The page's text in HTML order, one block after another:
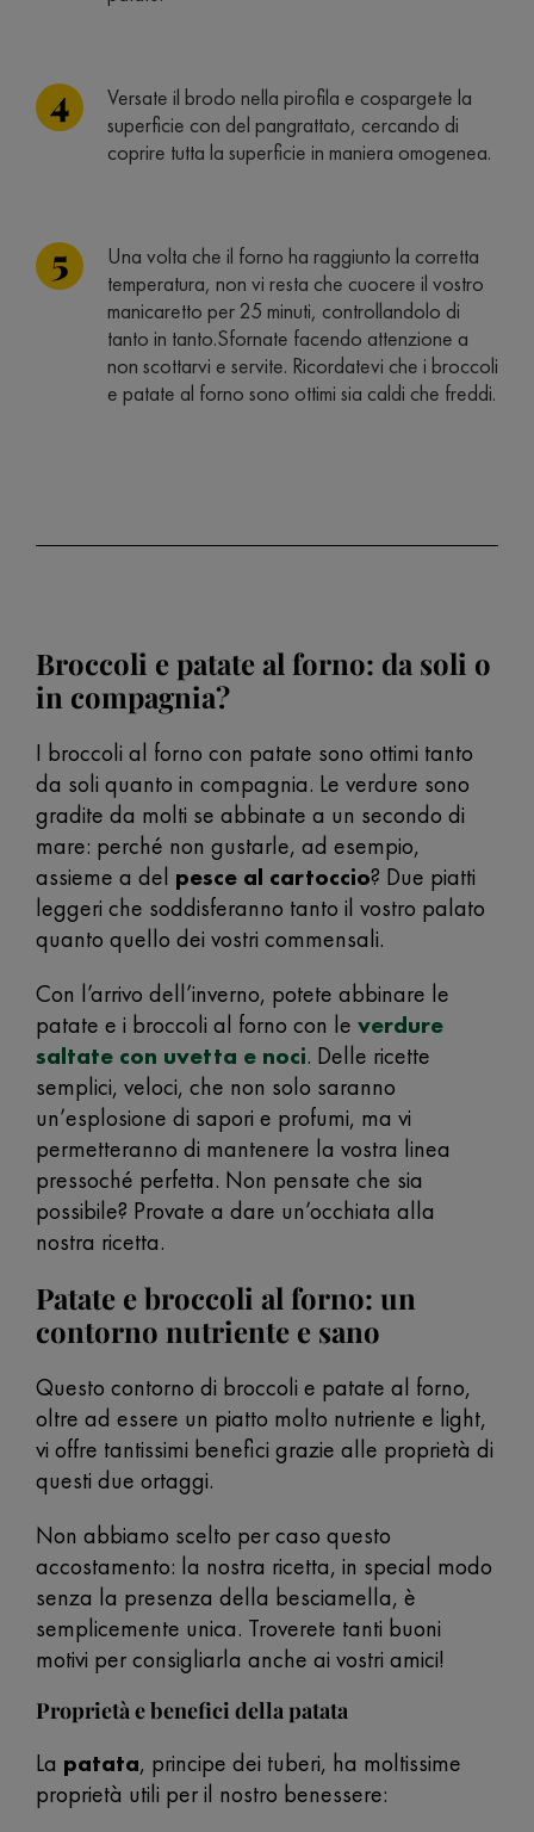
Versate il brodo nella pirofila e cospargete la
superficie con del pangrattato, cercando di
coprire tutta la superficie in maniera omogenea.
Una volta che il forno ha raggiunto la corretta
temperatura, non vi resta che cuocere il vostro
manicaretto per 25 minuti, controllandolo di
tanto in tanto.Sfornate facendo attenzione a
non scottarvi e servite. Ricordatevi che i broccoli
e patate al forno sono ottimi sia caldi che freddi.
Broccoli e patate al forno: da soli o
in compagnia?
I broccoli al forno con patate sono ottimi tanto
da soli quanto in compagnia. Le verdure sono
gradite da molti se abbinate a un secondo di
mare: perché non gustarle, ad esempio,
assieme a del pesce al cartoccio? Due piatti
leggeri che soddisferanno tanto il vostro palato
quanto quello dei vostri commensali.
Con l’arrivo dell’inverno, potete abbinare le
patate e i broccoli al forno con le verdure
saltate con uvetta e noci. Delle ricette
semplici, veloci, che non solo saranno
un’esplosione di sapori e profumi, ma vi
permetteranno di mantenere la vostra linea
pressoché perfetta. Non pensate che sia
possibile? Provate a dare un’occhiata alla
nostra ricetta.
Patate e broccoli al forno: un
contorno nutriente e sano
Questo contorno di broccoli e patate al forno,
oltre ad essere un piatto molto nutriente e light,
vi offre tantissimi benefici grazie alle proprietà di
questi due ortaggi.
Non abbiamo scelto per caso questo
accostamento: la nostra ricetta, in special modo
senza la presenza della besciamella, è
semplicemente unica. Troverete tanti buoni
motivi per consigliarla anche ai vostri amici!
Proprietà e benefici della patata
La patata, principe dei tuberi, ha moltissime
proprietà utili per il nostro benessere: